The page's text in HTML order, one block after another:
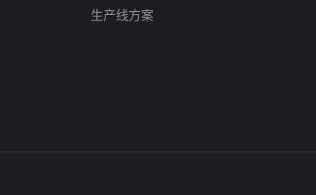
生产线方案